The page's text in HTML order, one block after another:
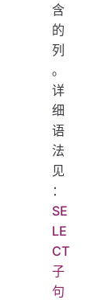
含
的
列
。
详
细
语
法
见
：
SE
LE
CT
子
句